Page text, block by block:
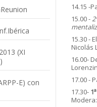
(XI
E) con
14.15 -
15.00 -
15.30 -
Nicolás
16.00-
17.00 -
17.30-